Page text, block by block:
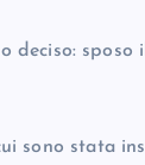
sposo
sono stata